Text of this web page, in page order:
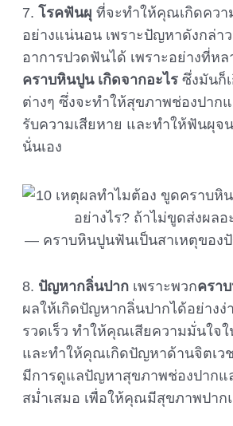
7. โรคฟันผุ ที่จะทำให้คุณเกิดควา
อย่างแน่นอน เพราะปัญหาดังกล่า
อาการปวดฟันได้ เพราะอย่างที่ห
คราบหินปูน เกิดจากอะไร ซึ่งมันก็
ต่างๆ ซึ่งจะทำให้สุขภาพช่องปา
รับความเสียหาย และทำให้ฟันผุจ
นั่นเอง
คราบหินปูนฟันเป็นสาเหตุของ
8. ปัญหากลิ่นปากเพราะพวกครา
ผลให้เกิดปัญหากลิ่นปากได้อย่างง่
รวดเร็ว ทำให้คุณเสียความมั่นใจใ
และทำให้คุณเกิดปัญหาด้านจิตเว
มีการดูแลปัญหาสุขภาพช่องปากแ
สม่ำเสมอ เพื่อให้คุณมีสุขภาพปาก